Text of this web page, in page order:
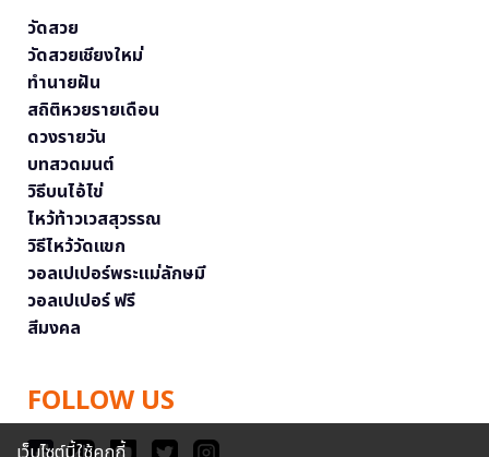
วัดสวย
วัดสวยเชียงใหม่
ทำนายฝัน
สถิติหวยรายเดือน
ดวงรายวัน
บทสวดมนต์
วิธีบนไอ้ไข่
ไหว้ท้าวเวสสุวรรณ
วิธีไหว้วัดแขก
วอลเปเปอร์พระแม่ลักษมี
วอลเปเปอร์ ฟรี
สีมงคล
FOLLOW US